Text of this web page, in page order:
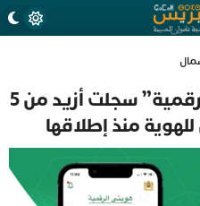
طنجة.. منصة “هويتي الرقمية” سجلت أزيد من 5
منذ إطلاقها